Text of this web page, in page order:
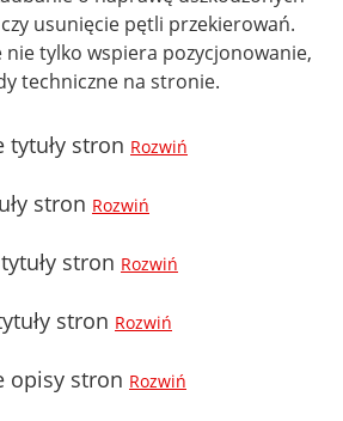
usunięcie pętli przekierowań.
nie tylko wspiera pozycjonowanie,
techniczne na stronie.
tytuły stron Rozwiń
stron Rozwiń
stron Rozwiń
stron Rozwiń
opisy stron Rozwiń